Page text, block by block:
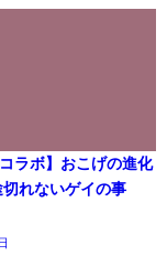
ラボ】おこげの進化
切れないゲイの事